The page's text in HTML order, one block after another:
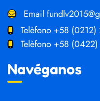
Email
Telèfono +58 (0212)
Telèfono +58 (0422)
Navéganos